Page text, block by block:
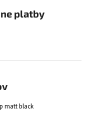
platby
matt black